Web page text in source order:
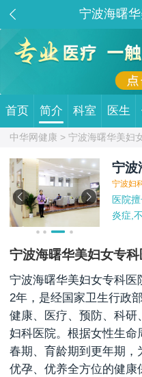
宁波海曙
首页 简介 科室 医生
中华网健康 >宁波海曙华美妇
宁波
宁波妇
医院
炎症,
宁波海曙华美妇女专
宁波海曙华美妇女专科
2年，是经国家卫生行政
健康、医疗、预防、科
妇科医院。根据女性生
春期、育龄期到更年期，
优孕、优养全方位的健